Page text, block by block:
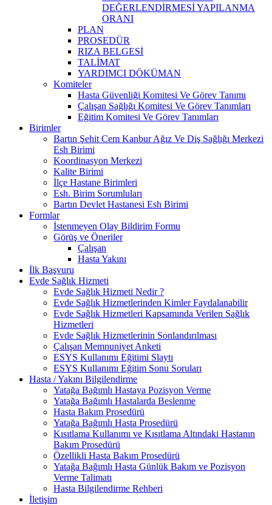
DEĞERLENDİRMESİ YAPILANMA
ORANI
PLAN
PROSEDÜR
RIZA BELGESİ
TALİMAT
YARDIMCI DÖKÜMAN
Komiteler
Hasta Güvenliği Komitesi Ve Görev Tanımı
Çalışan Sağlığı Komitesi Ve Görev Tanımları
Eğitim Komitesi Ve Görev Tanımları
Birimler
Bartın Şehit Cem Kanbur Ağız Ve Diş Sağlığı Merkezi
Esh Birimi
Koordinasyon Merkezi
Kalite Birimi
İlçe Hastane Birimleri
Esh. Birim Sorumluları
Bartın Devlet Hastanesi Esh Birimi
Formlar
İstenmeyen Olay Bildirim Formu
Görüş ve Öneriler
Çalışan
Hasta Yakını
İlk Başvuru
Evde Sağlık Hizmeti
Evde Sağlık Hizmeti Nedir ?
Evde Sağlık Hizmetlerinden Kimler Faydalanabilir
Evde Sağlık Hizmetleri Kapsamında Verilen Sağlık
Hizmetleri
Evde Sağlık Hizmetlerinin Sonlandırılması
Çalışan Memnuniyet Anketi
ESYS Kullanımı Eğitimi Slaytı
ESYS Kullanımı Eğitim Sonu Soruları
Hasta / Yakını Bilgilendirme
Yatağa Bağımlı Hastaya Pozisyon Verme
Yatağa Bağımlı Hastalarda Beslenme
Hasta Bakım Prosedürü
Yatağa Bağımlı Hasta Prosedürü
Kısıtlama Kullanımı ve Kısıtlama Altındaki Hastanın
Bakım Prosedürü
Özellikli Hasta Bakım Prosedürü
Yatağa Bağımlı Hasta Günlük Bakım ve Pozisyon
Verme Talimatı
Hasta Bilgilendirme Rehberi
İletişim